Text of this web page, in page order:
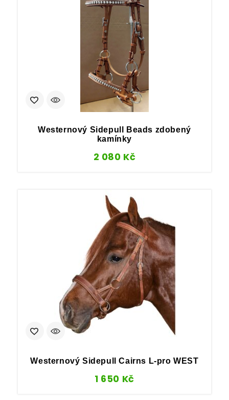
Westernový Sidepull Beads zdobený
kamínky
2 080 Kč
Westernový Sidepull Cairns L-pro WEST
1 650 Kč